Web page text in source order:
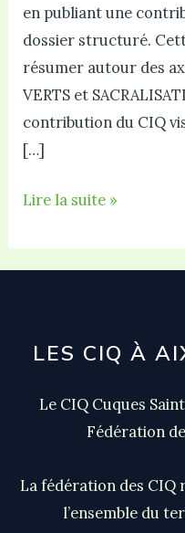
en publiant une
dossier structuré.
résumer autour des
VERTS et
contribution du CIQ
[…]
Notre
à
Lire la suite »
LES CIQ À
Le CIQ Cuques
Fédération
La fédération des
l’ensemble du